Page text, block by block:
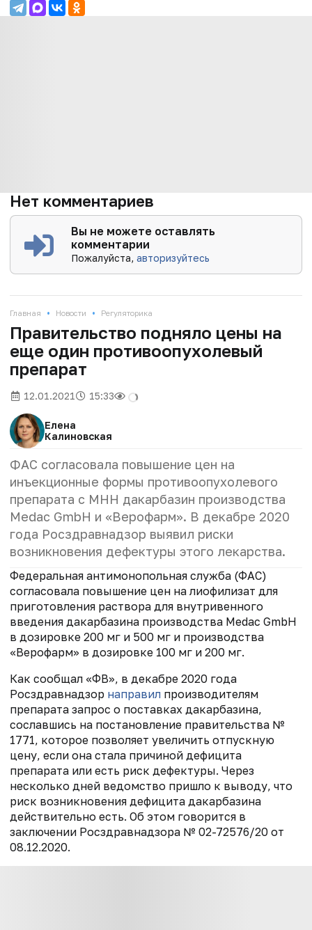
Нет комментариев
Вы не можете оставлять
комментарии
Пожалуйста,авторизуйтесь
Главная • Новости • Регуляторика
Правительство подняло цены на
еще один противоопухолевый
препарат
12.01.2021 15:33
Елена
Калиновская
ФАС согласовала повышение цен на
инъекционные формы противоопухолевого
препарата с МНН дакарбазин производства
Medac GmbH и «Верофарм». В декабре 2020
года Росздравнадзор выявил риски
возникновения дефектуры этого лекарства.
Федеральная антимонопольная служба (ФАС)
согласовала повышение цен на лиофилизат для
приготовления раствора для внутривенного
введения дакарбазина производства Medac GmbH
в дозировке 200 мг и 500 мг и производства
«Верофарм» в дозировке 100 мг и 200 мг.
Как сообщал «ФВ», в декабре 2020 года
Росздравнадзор направил производителям
препарата запрос о поставках дакарбазина,
сославшись на постановление правительства №
1771, которое позволяет увеличить отпускную
цену, если она стала причиной дефицита
препарата или есть риск дефектуры. Через
несколько дней ведомство пришло к выводу, что
риск возникновения дефицита дакарбазина
действительно есть. Об этом говорится в
заключении Росздравнадзора № 02-72576/20 от
08.12.2020.